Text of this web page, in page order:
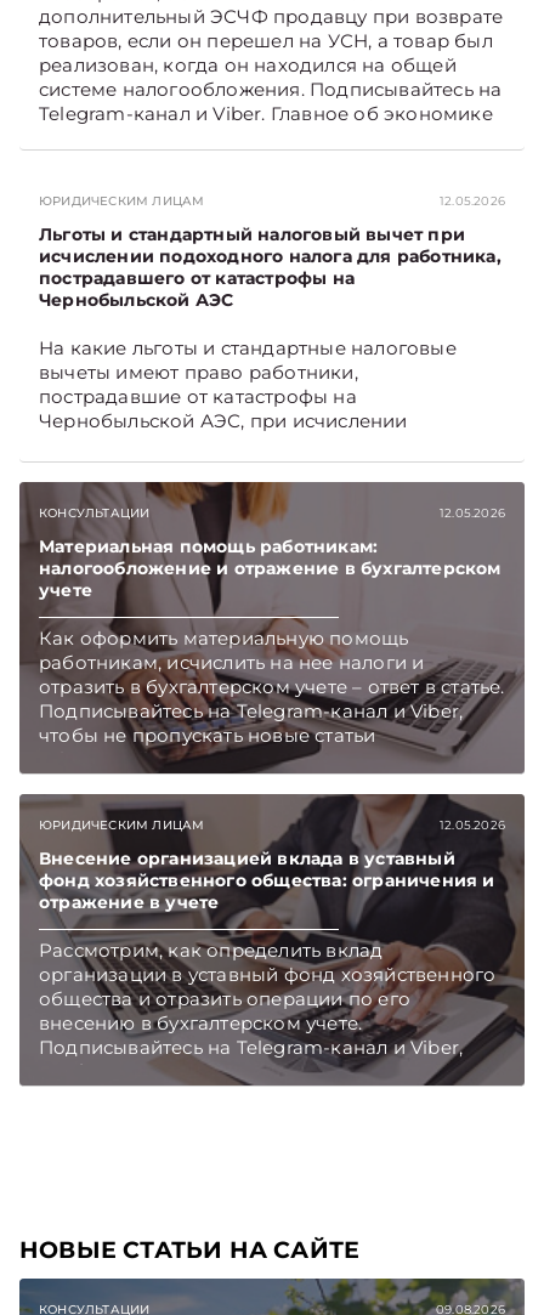
дополнительный ЭСЧФ продавцу при возврате
товаров, если он перешел на УСН, а товар был
реализован, когда он находился на общей
системе налогообложения. Подписывайтесь на
Telegram‑канал и Viber. Главное об экономике
ЮРИДИЧЕСКИМ ЛИЦАМ 12.05.2026
Льготы и стандартный налоговый вычет при
исчислении подоходного налога для работника,
пострадавшего от катастрофы на
Чернобыльской АЭС
На какие льготы и стандартные налоговые
вычеты имеют право работники,
пострадавшие от катастрофы на
Чернобыльской АЭС, при исчислении
Подписывайтесь на Telegram‑канал и Viber,
чтобы не пропускать новые статьи
TelegramViber
КОНСУЛЬТАЦИИ 12.05.2026
Материальная помощь работникам:
налогообложение и отражение в бухгалтерском
учете
Как оформить материальную помощь
работникам, исчислить на нее налоги и
отразить в бухгалтерском учете – ответ в статье.
Подписывайтесь на Telegram‑канал и Viber,
чтобы не пропускать новые статьи
TelegramViber
ЮРИДИЧЕСКИМ ЛИЦАМ 12.05.2026
Внесение организацией вклада в уставный
фонд хозяйственного общества: ограничения и
отражение в учете
Рассмотрим, как определить вклад
организации в уставный фонд хозяйственного
общества и отразить операции по его
внесению в бухгалтерском учете.
Подписывайтесь на Telegram‑канал и Viber,
чтобы не пропускать новые статьи
НОВЫЕ СТАТЬИ НА САЙТЕ
КОНСУЛЬТАЦИИ 09.08.2026